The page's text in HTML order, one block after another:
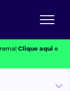
Clique aquie